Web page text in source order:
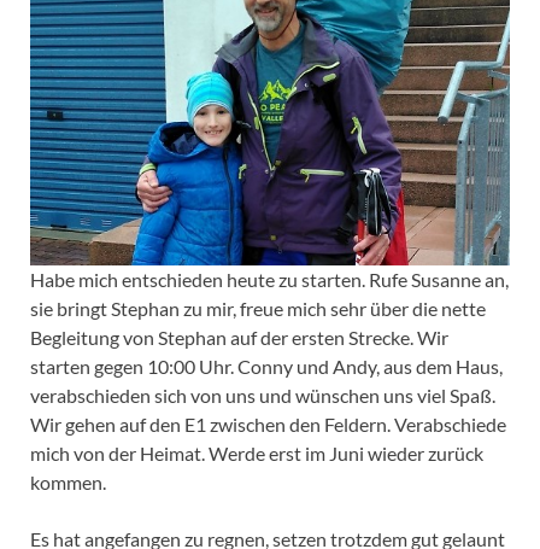
Habe mich entschieden heute zu starten. Rufe Susanne an,
sie bringt Stephan zu mir, freue mich sehr über die nette
Begleitung von Stephan auf der ersten Strecke. Wir
starten gegen 10:00 Uhr. Conny und Andy, aus dem Haus,
verabschieden sich von uns und wünschen uns viel Spaß.
Wir gehen auf den E1 zwischen den Feldern. Verabschiede
mich von der Heimat. Werde erst im Juni wieder zurück
kommen.
Es hat angefangen zu regnen, setzen trotzdem gut gelaunt